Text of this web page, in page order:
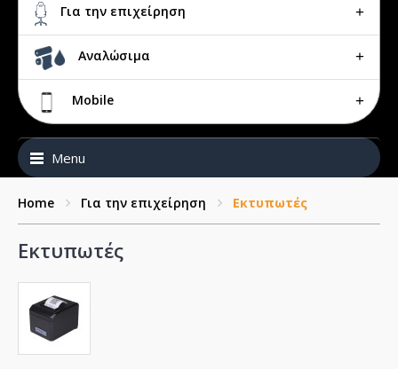
Για την επιχείρηση
Αναλώσιμα
Mobile
Menu
Home Για την επιχείρηση Εκτυπωτές
Εκτυπωτές